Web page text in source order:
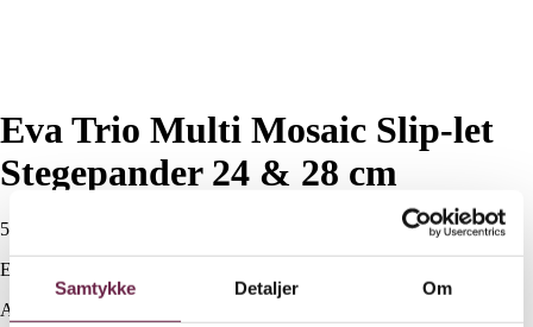
Samtykke Detaljer Om
Eva Trio Multi Mosaic Slip-let
Stegepander 24 & 28 cm
560,00
Ekskl. moms
Available on backorder